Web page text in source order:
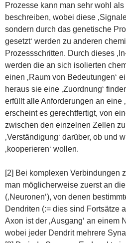
Prozesse kann man sehr wohl als
beschreiben, wobei diese
sondern durch das genetische
gesetzt‘ werden zu anderen
Prozessschritten. Durch dieses
werden die an sich isolierten
einen ‚Raum von Bedeutungen‘
heraus sie eine ‚Zuordnung‘
erfüllt alle Anforderungen an eine
erscheint es gerechtfertigt, von
zwischen den einzelnen Zellen
‚Verständigung‘ darüber, ob und
‚kooperieren‘ wollen.
[2] Bei komplexen Verbindungen
man möglicherweise zuerst an
(‚Neuronen‘), von denen
Dendriten (:= dies sind Fortsätze
Axon ist der ‚Ausgang‘ an einem
wobei jeder Dendrit mehrere